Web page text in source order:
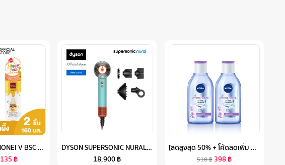
[ ซื้อ 1 แถม 1 ] HONEI V BSC SWEET HONEI BEAR FACIAL BUBBLE FOAM ปริมาณขวดละ 160 มล. บับเบิ้ลโฟม ซื้อ 1 แถม1 สุดคุ้ม
135 ฿
DYSON SUPERSONIC NURAL™ HAIR DRYER (CERAMIC PATINA/TOPAZ) ไดร์เป่าผม ไดสัน
18,900฿
[ลดสูงสุด 50% + โค้ดลดเพิ่ม 20%]นีเวีย ไมเซล่า เช็ดเครื่องสำอาง แอคเน่ แคร์ เมคอัพ เคลียร์ 400 มล. 2 ชิ้น NIVEA
518฿ 398฿